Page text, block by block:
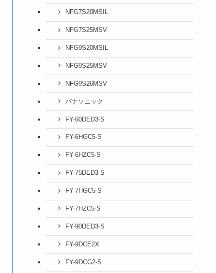
NFG7S20MSIL
NFG7S25MSV
NFG9S20MSIL
NFG9S25MSV
NFG9S26MSV
パナソニック
FY-60DED3-S
FY-6HGC5-S
FY-6HZC5-S
FY-75DED3-S
FY-7HGC5-S
FY-7HZC5-S
FY-90DED3-S
FY-9DCE2X
FY-9DCG2-S